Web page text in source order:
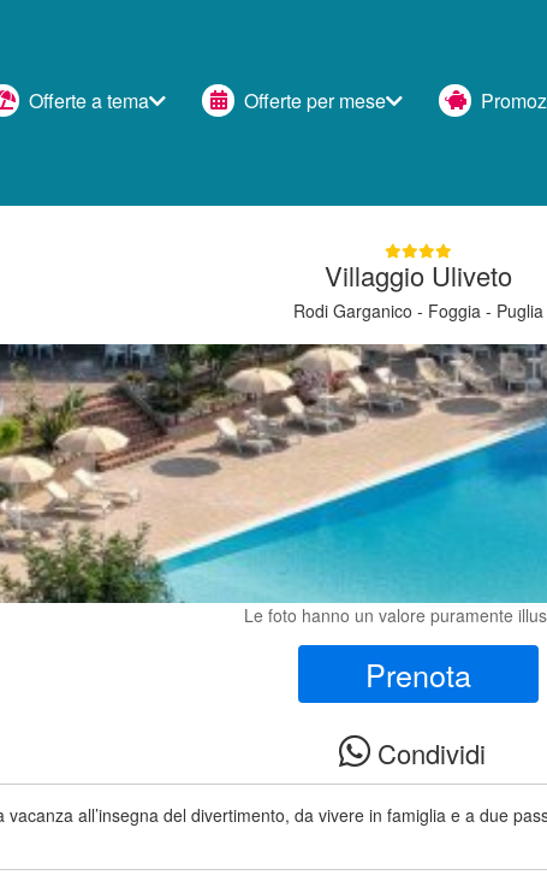
Offerte a tema Offerte per mese
Villaggio Uliveto
Rodi Garganico - Foggia - Puglia
Le foto hanno un valore puramente
Prenota
Condividi
all’insegna del divertimento, da vivere in famiglia e a due